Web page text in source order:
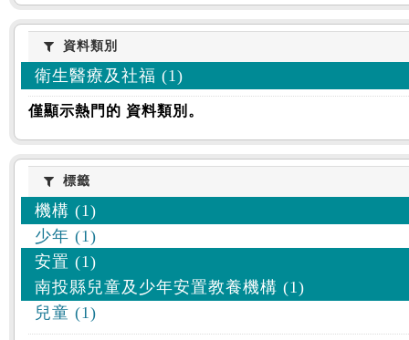
資料類別
資料類別
衛生醫療及社福 (1)
僅顯示熱門的 資料類別。
標籤標籤
機構 (1)
少年 (1)
安置 (1)
南投縣兒童及少年安置教養機構 (1)
兒童 (1)